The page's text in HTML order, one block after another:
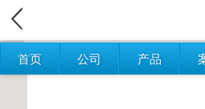
首页 公司 产品